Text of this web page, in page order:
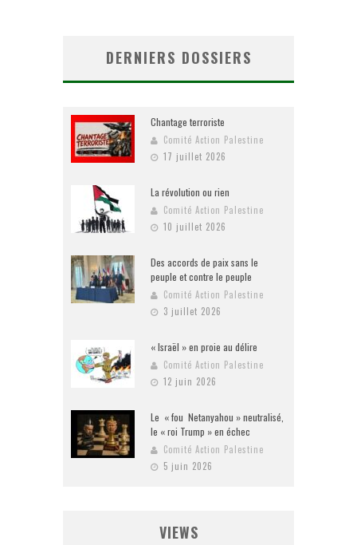
DERNIERS DOSSIERS
Chantage terroriste
Comité Action Palestine
17 juillet 2026
La révolution ou rien
Comité Action Palestine
10 juillet 2026
Des accords de paix sans le
peuple et contre le peuple
Comité Action Palestine
3 juillet 2026
« Israël » en proie au délire
Comité Action Palestine
12 juin 2026
Le « fou Netanyahou » neutralisé,
le « roi Trump » en échec
Comité Action Palestine
5 juin 2026
VIEWS